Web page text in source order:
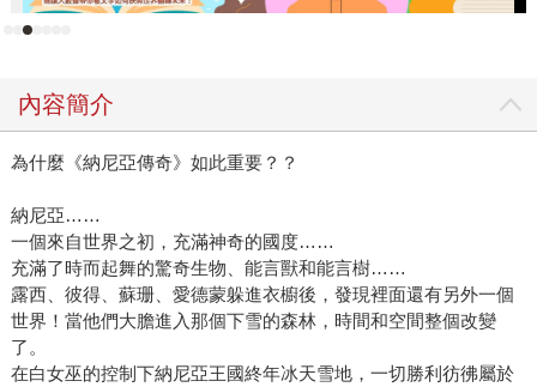
她決定迎接紅牛的挑戰，卻因緣際會變成少女，體會到人類
型」奇幻小說，例如在《最後的獨角獸》裡，故事彷彿是個
虛構的世界，但是又會出現現實中的真實人物，裡頭角色還
會引用莎士比亞、詩句、聖經、流行歌詞，雖然具有一切常
語，歌謠，怪獸，龍，邪惡的國王，英俊善良的王子，美麗
的少女……卻是具有後設色彩的奇幻童話，書中角色彷彿知
道自己是這類故事書中的角色，會自己講出故事的公式與該
有的發展，例如： 「做一個英雄，真正的祕訣在於知曉事物
的秩序。養豬的農夫在出發冒險前不能先與公主結婚，小男
孩不能在女巫外出度假時去敲她的門，邪惡的叔叔也不能在
內容簡介
為什麼《納尼亞傳奇》如此重要？？
納尼亞……
一個來自世界之初，充滿神奇的國度……
充滿了時而起舞的驚奇生物、能言獸和能言樹……
露西、彼得、蘇珊、愛德蒙躲進衣櫥後，發現裡面還有另外一個
世界！當他們大膽進入那個下雪的森林，時間和空間整個改變
了。
在白女巫的控制下納尼亞王國終年冰天雪地，一切勝利彷彿屬於